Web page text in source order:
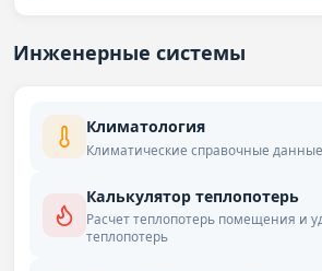
Инженерные системы
Климатология
Климатические справочные
Калькулятор теплопотерь
Расчет теплопотерь помещения и
теплопотерь